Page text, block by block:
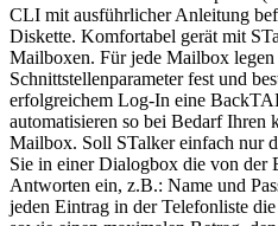
CLI mit ausführlicher Anleitung
Diskette. Komfortabel gerät mit
Mailboxen. Für jede Mailbox
Schnittstellenparameter fest und
erfolgreichem Log-In eine
automatisieren so bei Bedarf Ihren
Mailbox. Soll STalker einfach nur
Sie in einer Dialogbox die von der
Antworten ein, z.B.: Name und
jeden Eintrag in der Telefonliste